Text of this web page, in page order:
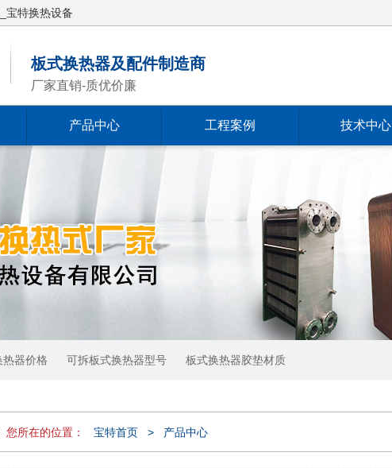
宝特换热设备
板式换热器及配件制造商
厂家直销-质优价廉
产品中心 工程案例 技术中心
器价格 可拆板式换热器型号 板式换热器胶垫材质
您所在的位置： 宝特首页 > 产品中心